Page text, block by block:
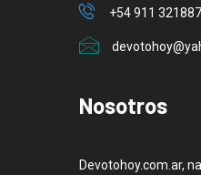
+54 911
Nosotros
Devotohoy.com.ar,